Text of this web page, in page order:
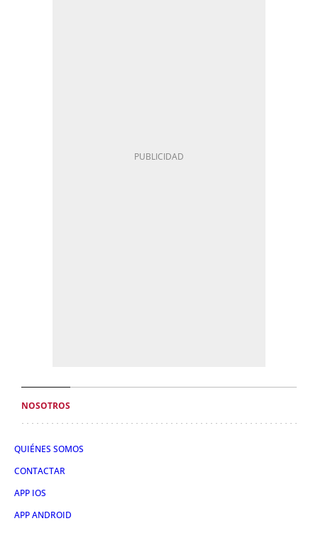
NOSOTROS
QUIÉNES SOMOS
CONTACTAR
APP IOS
APP ANDROID